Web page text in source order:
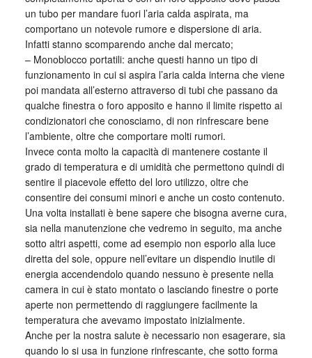
un tubo per mandare fuori l’aria calda aspirata, ma
comportano un notevole rumore e dispersione di aria.
Infatti stanno scomparendo anche dal mercato;
– Monoblocco portatili: anche questi hanno un tipo di
funzionamento in cui si aspira l’aria calda interna che viene
poi mandata all’esterno attraverso di tubi che passano da
qualche finestra o foro apposito e hanno il limite rispetto ai
condizionatori che conosciamo, di non rinfrescare bene
l’ambiente, oltre che comportare molti rumori.
Invece conta molto la capacità di mantenere costante il
grado di temperatura e di umidità che permettono quindi di
sentire il piacevole effetto del loro utilizzo, oltre che
consentire dei consumi minori e anche un costo contenuto.
Una volta installati è bene sapere che bisogna averne cura,
sia nella manutenzione che vedremo in seguito, ma anche
sotto altri aspetti, come ad esempio non esporlo alla luce
diretta del sole, oppure nell’evitare un dispendio inutile di
energia accendendolo quando nessuno è presente nella
camera in cui è stato montato o lasciando finestre o porte
aperte non permettendo di raggiungere facilmente la
temperatura che avevamo impostato inizialmente.
Anche per la nostra salute è necessario non esagerare, sia
quando lo si usa in funzione rinfrescante, che sotto forma